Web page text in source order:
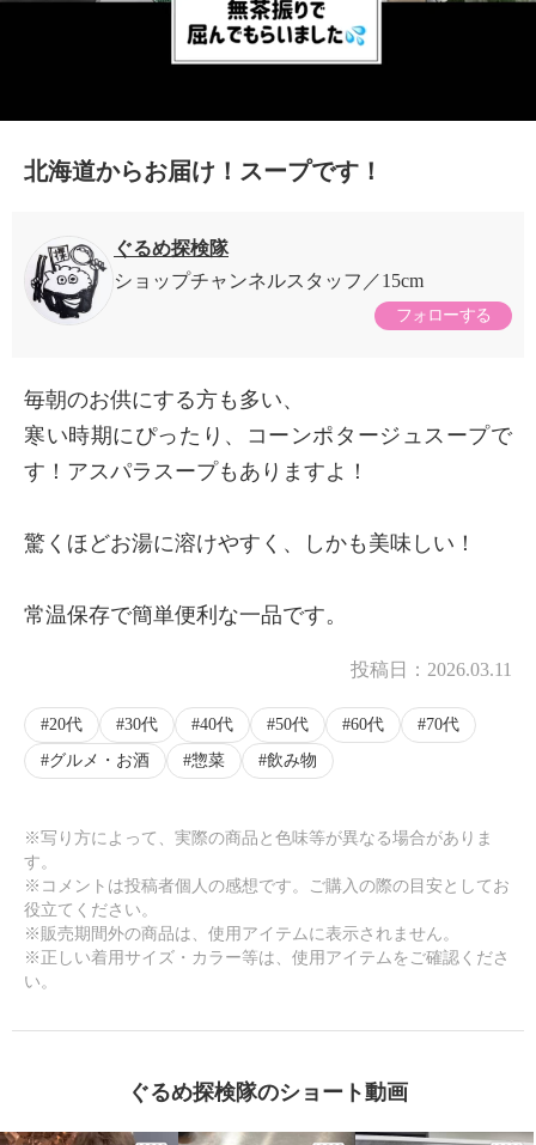
×
北海道からお届け！スープです！
ぐるめ探検隊
ショップチャンネルスタッフ
15cm
フォローする
毎朝のお供にする方も多い、
寒い時期にぴったり、コーンポタージュスープで
す！アスパラスープもありますよ！
驚くほどお湯に溶けやすく、しかも美味しい！
常温保存で簡単便利な一品です。
投稿日： 2026.03.11
20代 30代 40代 50代 60代
70代
グルメ・お酒
惣菜 飲み物
※写り方によって、実際の商品と色味等が異なる場合がありま
す。
※コメントは投稿者個人の感想です。ご購入の際の目安としてお
役立てください。
※販売期間外の商品は、使用アイテムに表示されません。
※正しい着用サイズ・カラー等は、使用アイテムをご確認くださ
い。
ぐるめ探検隊のショート動画